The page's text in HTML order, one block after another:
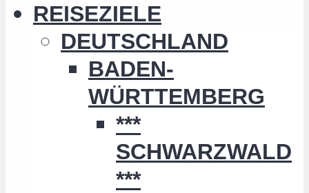
REISEZIELE
DEUTSCHLAND
BADEN-
WÜRTTEMBERG
***
SCHWARZWALD
***